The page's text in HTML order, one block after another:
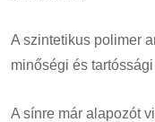
A szintetikus polimer
minőségi és
A sínre már alapozót